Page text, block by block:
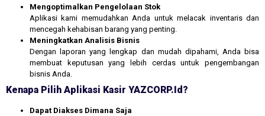
Mengoptimalkan Pengelolaan Stok
Aplikasi kami memudahkan Anda untuk melacak inventaris dan
mencegah kehabisan barang yang penting.
Meningkatkan Analisis Bisnis
Dengan laporan yang lengkap dan mudah dipahami, Anda bisa
membuat keputusan yang lebih cerdas untuk pengembangan
bisnis Anda.
Kenapa Pilih Aplikasi Kasir YAZCORP.id?
Dapat Diakses Dimana Saja